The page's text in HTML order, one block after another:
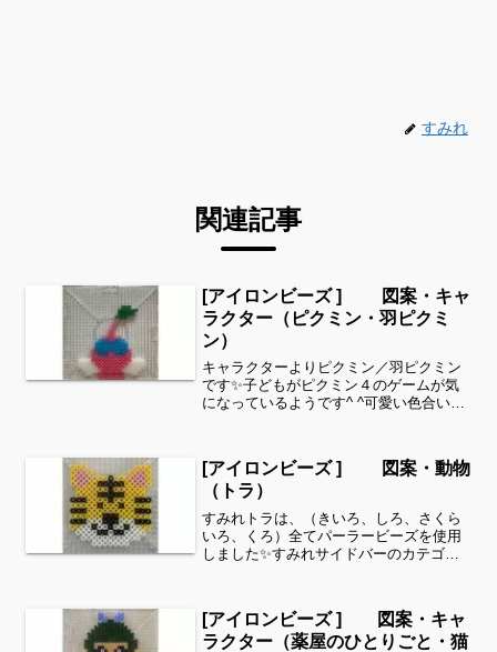
すみれ
関連記事
[アイロンビーズ ] 図案・キャ
ラクター（ピクミン・羽ピクミ
ン）
キャラクターよりピクミン／羽ピクミン
です✨子どもがピクミン４のゲームが気
になっているようです^ ^可愛い色合いで
取り扱いに注意してくださいね。これく
らいのサイズは子ど...
[アイロンビーズ ] 図案・動物
（トラ）
すみれトラは、（きいろ、しろ、さくら
いろ、くろ）全てパーラービーズを使用
しました✨すみれサイドバーのカテゴリ
したら、他の図案もぜひ覗いてみてくだ
さい^ ^動物シリーズよ...
[アイロンビーズ ] 図案・キャ
ラクター（薬屋のひとりごと・猫